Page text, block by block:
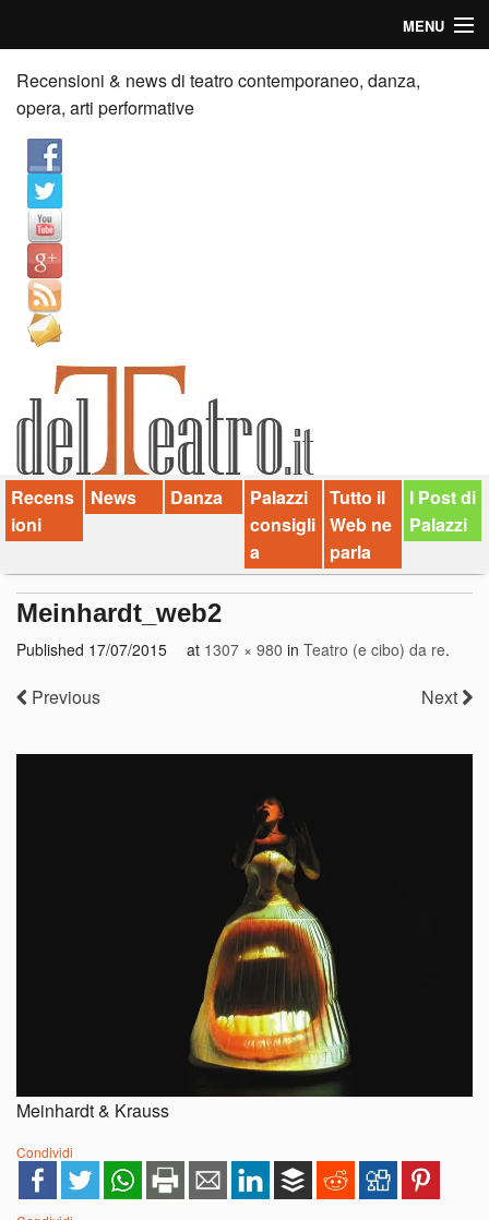
MENU
Home
Recensioni
Anticipazioni
News
Palazzi consiglia
Video
Chi siamo
Contatti
dT in English
Recensioni & news di teatro contemporaneo, danza,
opera, arti performative
Recens
ioni
News Danza
Palazzi
consigli
a
Tutto il
Web ne
parla
I Post di
Palazzi
Meinhardt_web2
Published 17/07/2015 at 1307 × 980 in Teatro (e cibo) da re.
Previous Next
Meinhardt & Krauss
Condividi